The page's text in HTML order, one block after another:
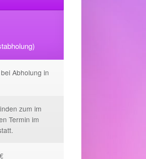
Abholung in
zum im
Termin im